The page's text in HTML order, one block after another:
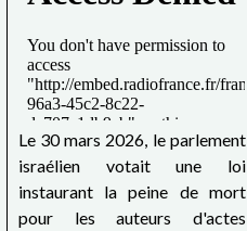
Le 30 mars 2026, le parlement
israélien votait une loi
instaurant la peine de mort
pour les auteurs d'actes